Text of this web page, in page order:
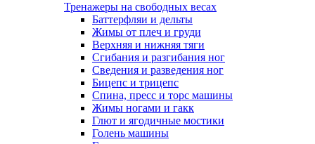
Тренажеры на свободных весах
Баттерфляи и дельты
Жимы от плеч и груди
Верхняя и нижняя тяги
Сгибания и разгибания ног
Сведения и разведения ног
Бицепс и трицепс
Спина, пресс и торс машины
Жимы ногами и гакк
Глют и ягодичные мостики
Голень машины